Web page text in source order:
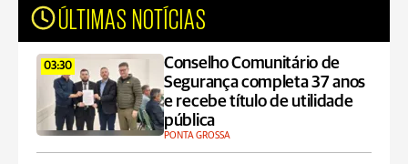
ÚLTIMAS NOTÍCIAS
03:30
Conselho Comunitário de
Segurança completa 37 anos
e recebe título de utilidade
pública
PONTA GROSSA